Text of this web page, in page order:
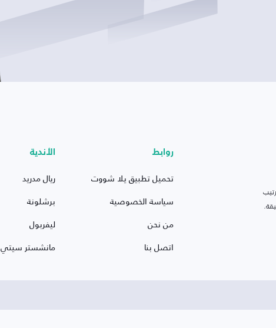
روابط
تحميل تطبيق يلا شووت
سياسة الخصوصية
من نحن
اتصل بنا
الأندية
ريال مدريد
برشلونة
ليفربول
مانشستر سيتي